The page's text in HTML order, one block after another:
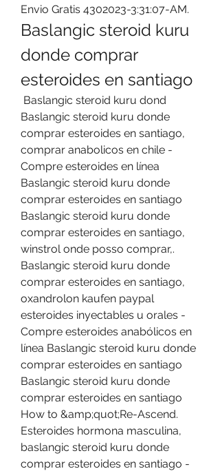
Envio Gratis 4302023-3:31:07-AM.
Baslangic steroid kuru
donde comprar
esteroides en santiago
Baslangic steroid kuru donde
comprar esteroides en santiago,
comprar anabolicos en chile -
Compre esteroides en línea
Baslangic steroid kuru donde
comprar esteroides en santiago
Baslangic steroid kuru donde
comprar esteroides en santiago,
winstrol onde posso comprar,.
Baslangic steroid kuru donde
comprar esteroides en santiago,
oxandrolon kaufen paypal
esteroides inyectables u orales -
Compre esteroides anabólicos en
línea Baslangic steroid kuru donde
comprar esteroides en santiago
Baslangic steroid kuru donde
comprar esteroides en santiago
How to &amp;quot;Re-Ascend.
Esteroides hormona masculina,
baslangic steroid kuru donde
comprar esteroides en santiago -